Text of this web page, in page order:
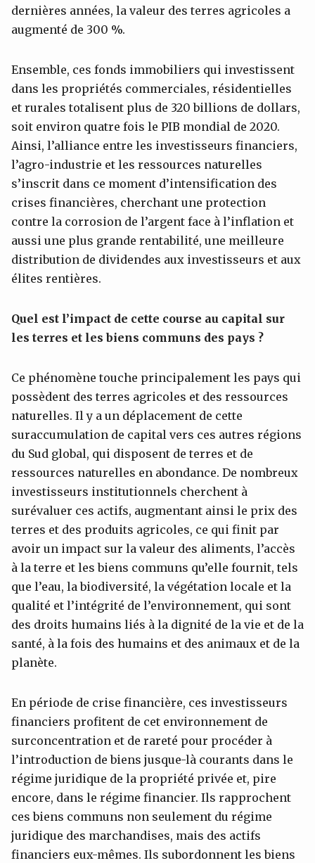
dernières années, la valeur des terres agricoles a
augmenté de 300 %.
Ensemble, ces fonds immobiliers qui investissent
dans les propriétés commerciales, résidentielles
et rurales totalisent plus de 320 billions de dollars,
soit environ quatre fois le PIB mondial de 2020.
Ainsi, l’alliance entre les investisseurs financiers,
l’agro-industrie et les ressources naturelles
s’inscrit dans ce moment d’intensification des
crises financières, cherchant une protection
contre la corrosion de l’argent face à l’inflation et
aussi une plus grande rentabilité, une meilleure
distribution de dividendes aux investisseurs et aux
élites rentières.
Quel est l’impact de cette course au capital sur
les terres et les biens communs des pays ?
Ce phénomène touche principalement les pays qui
possèdent des terres agricoles et des ressources
naturelles. Il y a un déplacement de cette
suraccumulation de capital vers ces autres régions
du Sud global, qui disposent de terres et de
ressources naturelles en abondance. De nombreux
investisseurs institutionnels cherchent à
surévaluer ces actifs, augmentant ainsi le prix des
terres et des produits agricoles, ce qui finit par
avoir un impact sur la valeur des aliments, l’accès
à la terre et les biens communs qu’elle fournit, tels
que l’eau, la biodiversité, la végétation locale et la
qualité et l’intégrité de l’environnement, qui sont
des droits humains liés à la dignité de la vie et de la
santé, à la fois des humains et des animaux et de la
planète.
En période de crise financière, ces investisseurs
financiers profitent de cet environnement de
surconcentration et de rareté pour procéder à
l’introduction de biens jusque-là courants dans le
régime juridique de la propriété privée et, pire
encore, dans le régime financier. Ils rapprochent
ces biens communs non seulement du régime
juridique des marchandises, mais des actifs
financiers eux-mêmes. Ils subordonnent les biens